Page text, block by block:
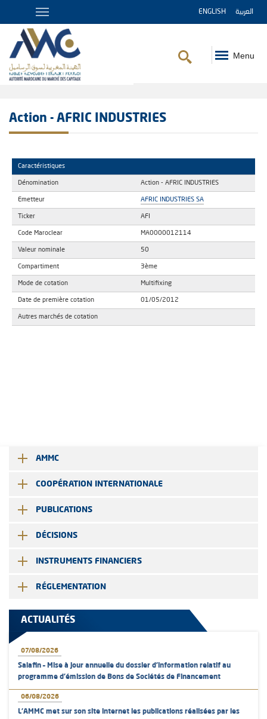
ENGLISH العربية
Menu
Action - AFRIC INDUSTRIES
Caractéristiques
Dénomination Action - AFRIC INDUSTRIES
Emetteur AFRIC INDUSTRIES SA
Ticker AFI
Code Maroclear MA0000012114
Valeur nominale 50
Compartiment 3ème
Mode de cotation Multifixing
Date de première cotation 01/05/2012
Autres marchés de cotation
AMMC
COOPÉRATION INTERNATIONALE
PUBLICATIONS
DÉCISIONS
INSTRUMENTS FINANCIERS
RÉGLEMENTATION
ACTUALITÉS
07/08/2026
Salafin – Mise à jour annuelle du dossier d’information relatif au
programme d'émission de Bons de Sociétés de Financement
06/08/2026
L’AMMC met sur son site internet les publications réalisées par les